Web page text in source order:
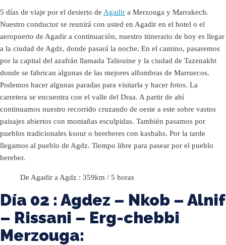
5 días de viaje por el desierto de Agadir a Merzouga y Marrakech.
Nuestro conductor se reunirá con usted en Agadir en el hotel o el
aeropuerto de Agadir a continuación, nuestro itinerario de hoy es llegar
a la ciudad de Agdz, donde pasará la noche. En el camino, pasaremos
por la capital del azafrán llamada Taliouine y la ciudad de Tazenakht
donde se fabrican algunas de las mejores alfombras de Marruecos.
Podemos hacer algunas paradas para visitarla y hacer fotos. La
carretera se encuentra con el valle del Draa. A partir de ahí
continuamos nuestro recorrido cruzando de oeste a este sobre vastos
paisajes abiertos con montañas esculpidas. También pasamos por
pueblos tradicionales ksour o bereberes con kasbahs. Por la tarde
llegamos al pueblo de Agdz. Tiempo libre para pasear por el pueblo
bereber.
De Agadir a Agdz : 359km / 5 horas
Día 02 : Agdez – Nkob – Alnif
– Rissani – Erg-chebbi
Merzouga: